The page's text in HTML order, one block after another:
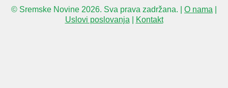
© Sremske Novine 2026. Sva prava zadržana. | O nama
Uslovi poslovanja| Kontakt